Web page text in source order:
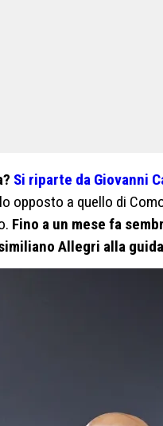
Si riparte da Giovanni
opposto a quello di
Fino a un mese fa
Allegri alla